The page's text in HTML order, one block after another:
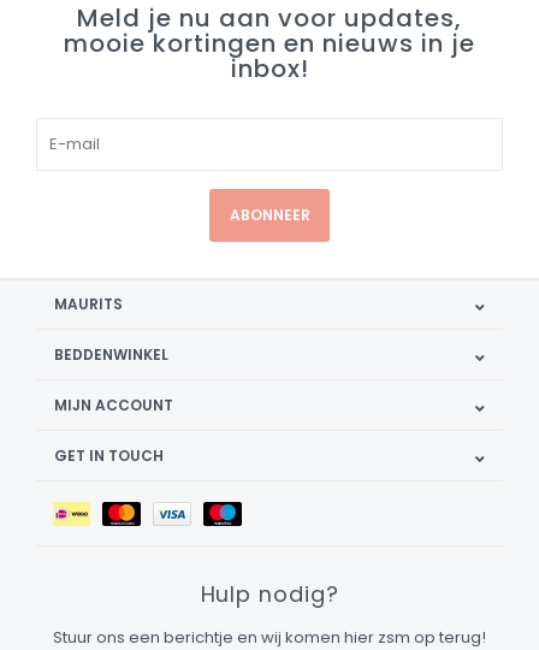
Meld je nu aan voor updates,
mooie kortingen en nieuws in je
inbox!
ABONNEER
MAURITS
BEDDENWINKEL
MIJN ACCOUNT
GET IN TOUCH
Hulp nodig?
Stuur ons een berichtje en wij komen hier zsm op terug!